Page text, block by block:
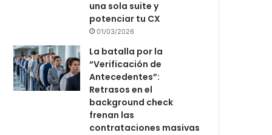
una sola suite y
potenciar tu CX
01/03/2026
La batalla por la
“Verificación de
Antecedentes”:
Retrasos en el
background check
frenan las
contrataciones masivas